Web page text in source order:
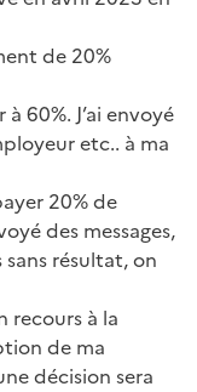
de 20%
60%. J’ai envoyé
etc.. à ma
20% de
des messages,
résultat, on
recours à la
de ma
décision sera